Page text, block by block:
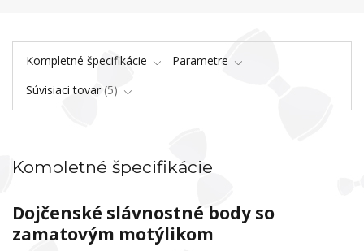
Kompletné špecifikácie
Parametre
Súvisiaci tovar 5
Kompletné špecifikácie
Dojčenské slávnostné body so
zamatovým motýlikom